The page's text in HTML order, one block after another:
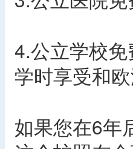
4.公立学校
学时享受和
如果您在6年